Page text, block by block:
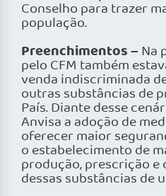
Conselho para trazer
população.
Preenchimentos –Na
pelo CFM também
venda indiscriminada
outras substâncias de
País. Diante desse
Anvisa a adoção de
oferecer maior
o estabelecimento de
produção, prescrição e
dessas substâncias de